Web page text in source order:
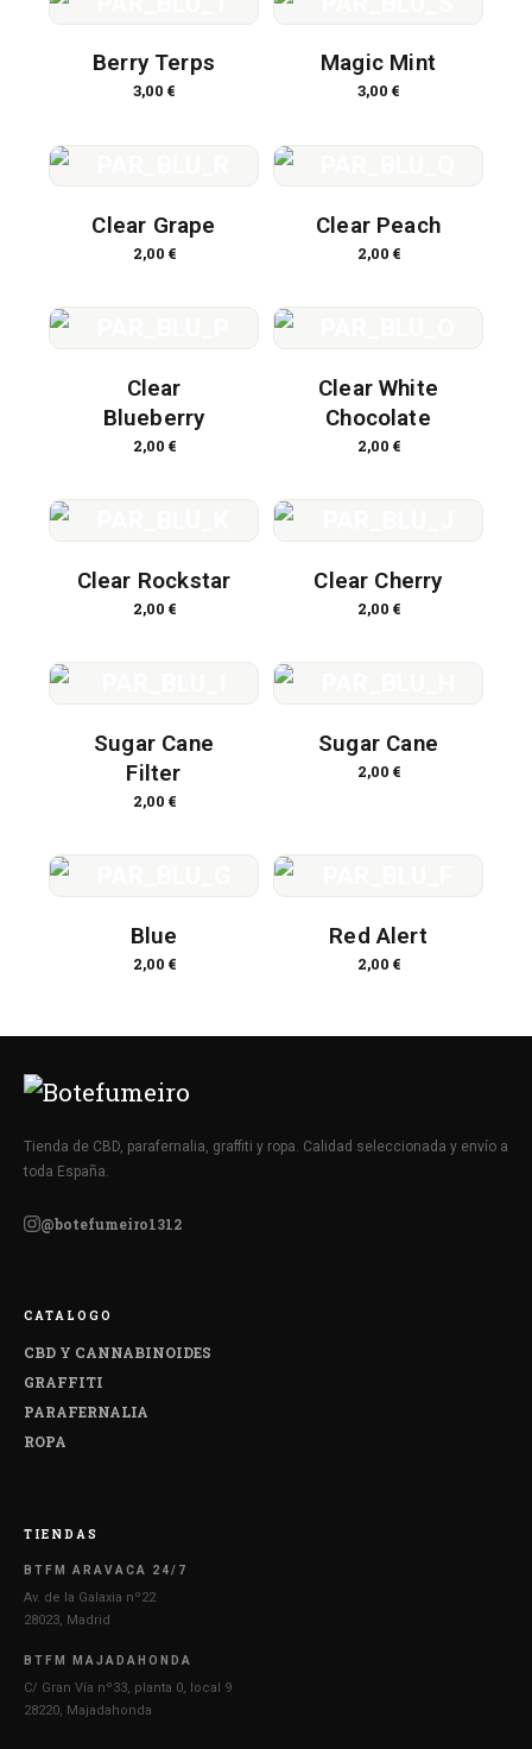
Berry Terps
3,00 €
Magic Mint
3,00 €
Clear Grape
2,00 €
Clear Peach
2,00 €
Clear
Blueberry
2,00 €
Clear White
Chocolate
2,00 €
Clear Rockstar
2,00 €
Clear Cherry
2,00 €
Sugar Cane
Filter
2,00 €
Sugar Cane
2,00 €
Blue
2,00 €
Red Alert
2,00 €
Tienda de CBD, parafernalia, graffiti y ropa. Calidad seleccionada y envío a
toda España.
@botefumeiro1312
CATALOGO
CBD Y CANNABINOIDES
GRAFFITI
PARAFERNALIA
ROPA
TIENDAS
BTFM ARAVACA 24/7
Av. de la Galaxia nº22
28023, Madrid
BTFM MAJADAHONDA
C/ Gran Vía nº33, planta 0, local 9
28220, Majadahonda